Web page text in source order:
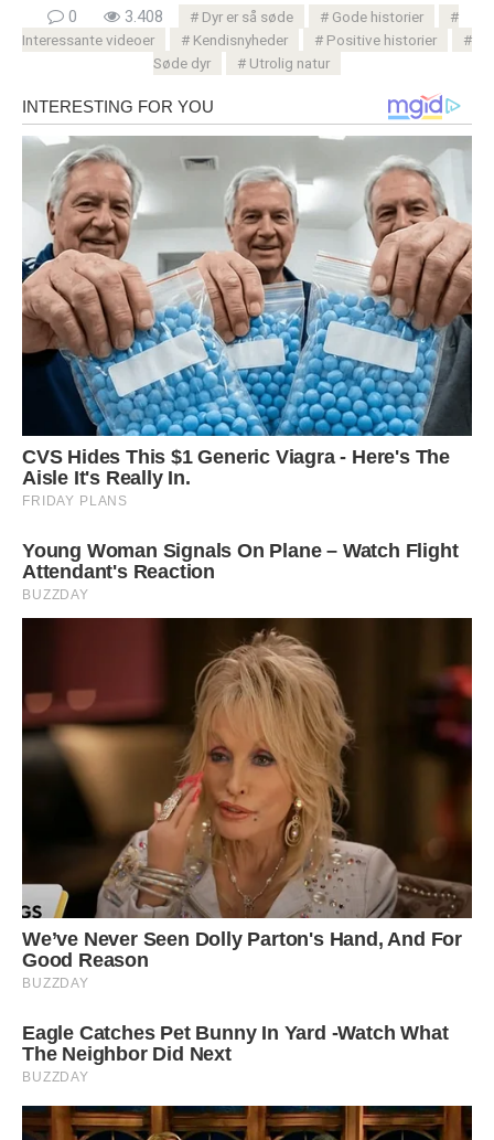
0 3.408 Dyr er så søde
Gode ​​historier
Interessante videoer
Kendisnyheder
Positive historier
Søde dyr
Utrolig natur